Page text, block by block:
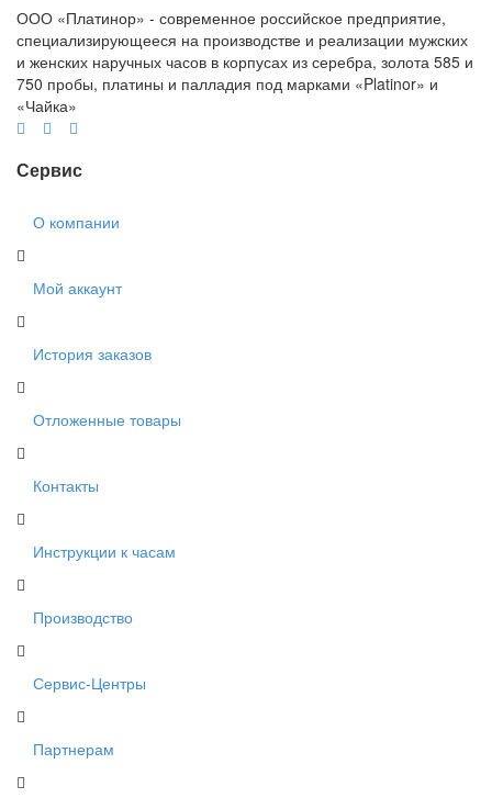
ООО «Платинор» - современное российское предприятие,
специализирующееся на производстве и реализации мужских
и женских наручных часов в корпусах из серебра, золота 585 и
750 пробы, платины и палладия под марками «Platinor» и
«Чайка»
Сервис
О компании
Мой аккаунт
История заказов
Отложенные товары
Контакты
Инструкции к часам
Производство
Сервис-Центры
Партнерам